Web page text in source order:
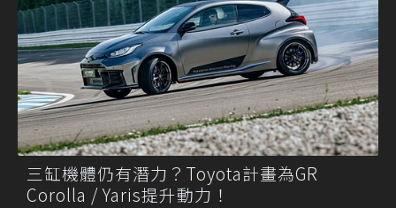
三缸機體仍有潛力？Toyota計畫為GR
Corolla / Yaris提升動力！